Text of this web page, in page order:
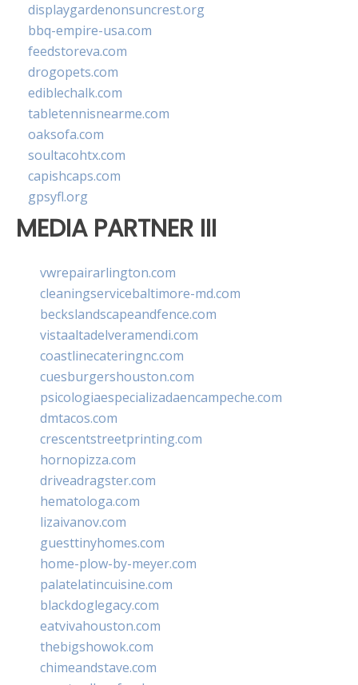
displaygardenonsuncrest.org
bbq-empire-usa.com
feedstoreva.com
drogopets.com
ediblechalk.com
tabletennisnearme.com
oaksofa.com
soultacohtx.com
capishcaps.com
gpsyfl.org
MEDIA PARTNER III
vwrepairarlington.com
cleaningservicebaltimore-md.com
beckslandscapeandfence.com
vistaaltadelveramendi.com
coastlinecateringnc.com
cuesburgershouston.com
psicologiaespecializadaencampeche.com
dmtacos.com
crescentstreetprinting.com
hornopizza.com
driveadragster.com
hematologa.com
lizaivanov.com
guesttinyhomes.com
home-plow-by-meyer.com
palatelatincuisine.com
blackdoglegacy.com
eatvivahouston.com
thebigshowok.com
chimeandstave.com